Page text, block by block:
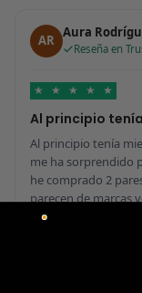
AR Aura
Reseña en
★ ★ ★ ★ ★
Al principio
Al principio tenía
me ha sorprendido
he comprado 2
parecen de marcas
perfecto y con el